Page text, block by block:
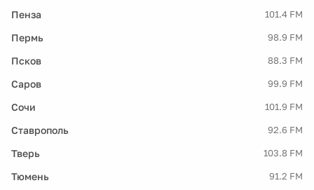
Пенза 101.4 FM
Пермь 98.9 FM
Псков 88.3 FM
Саров 99.9 FM
Сочи 101.9 FM
Ставрополь 92.6 FM
Тверь 103.8 FM
Тюмень 91.2 FM